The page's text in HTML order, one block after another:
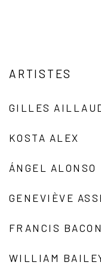
ARTISTES
GILLES
KOSTA ALEX
ÁNGEL ALONSO
GENEVIÈVE
FRANCIS BACON
WILLIAM